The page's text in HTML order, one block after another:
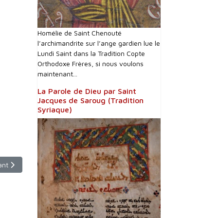
suivant : reportage : exposition "Trésors d'Arménie" à Marseille.
Homélie de Saint Chenouté
l’archimandrite sur l’ange gardien lue le
Lundi Saint dans la Tradition Copte
Orthodoxe Frères, si nous voulons
maintenant...
La Parole de Dieu par Saint
Jacques de Saroug (Tradition
Syriaque)